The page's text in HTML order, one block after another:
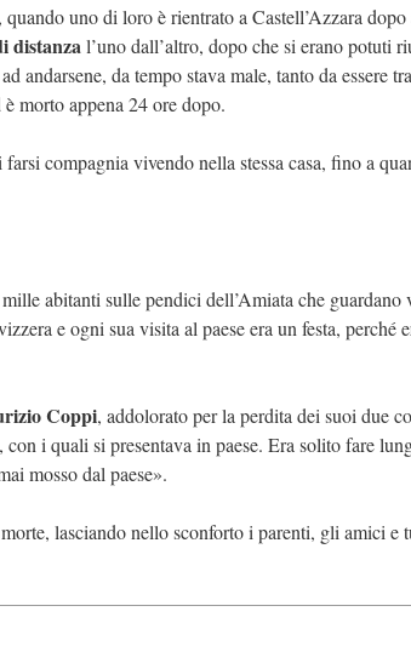
uno di loro è rientrato a Castell’Azzara
distanzal’uno dall’altro, dopo che si erano potuti
andarsene, da tempo stava male, tanto da essere
è morto appena 24 ore dopo.
compagnia vivendo nella stessa casa, fino a
abitanti sulle pendici dell’Amiata che guardano
e ogni sua visita al paese era un festa, perché
Coppi, addolorato per la perdita dei suoi due
i quali si presentava in paese. Era solito fare
mosso dal paese».
lasciando nello sconforto i parenti, gli amici e